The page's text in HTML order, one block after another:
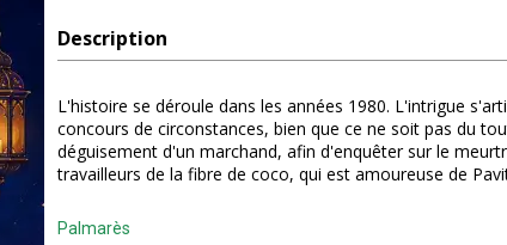
Description
L'histoire se déroule dans les années 1980. L'intrigue
concours de circonstances, bien que ce ne soit pas du
déguisement d'un marchand, afin d'enquêter sur le
travailleurs de la fibre de coco, qui est amoureuse de
Palmarès